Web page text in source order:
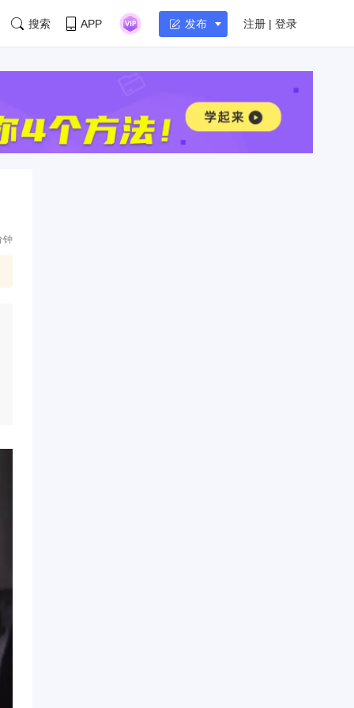
搜索 APP 发布 注册 | 登录
钟